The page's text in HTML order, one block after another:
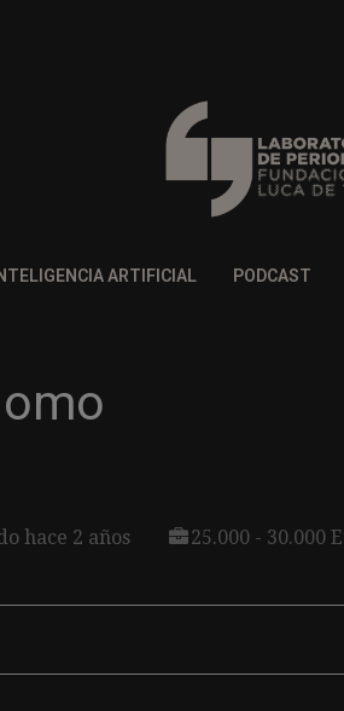
INTELIGENCIA ARTIFICIAL PODCAST
hace 2 años 25.000 - 30.000